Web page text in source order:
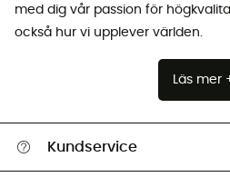
med dig vår passion för
också hur vi upplever världen.
Läs mer
Kundservice